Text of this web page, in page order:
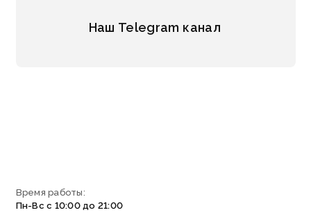
Наш Telegram канал
Время работы:
Пн-Вс с 10:00 до 21:00